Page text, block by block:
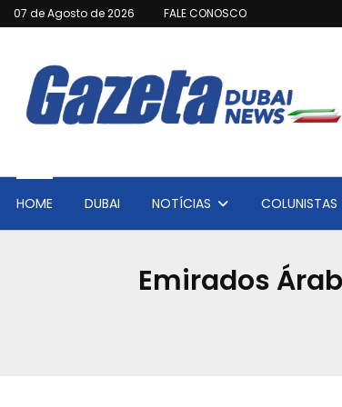
07 de Agosto de 2026 FALE CONOSCO
HOME DUBAI NOTÍCIAS COLUNISTAS
Emirados